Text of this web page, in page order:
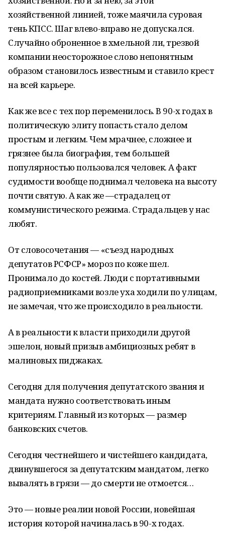
хозяйственной линией, тоже маячила суровая
тень КПСС. Шаг влево-вправо не допускался.
Случайно оброненное в хмельной ли, трезвой
компании неосторожное слово непонятным
образом становилось известным и ставило крест
на всей карьере.
Как же все с тех пор переменилось. В 90-х годах в
политическую элиту попасть стало делом
простым и легким. Чем мрачнее, сложнее и
грязнее была биография, тем большей
популярностью пользовался человек. А факт
судимости вообще поднимал человека на высоту
почти святую. А как же —страдалец от
коммунистического режима. Страдальцев у нас
любят.
От словосочетания — «съезд народных
депутатов РСФСР» мороз по коже шел.
Пронимало до костей. Люди с портативными
радиоприемниками возле уха ходили по улицам,
не замечая, что же происходило в реальности.
А в реальности к власти приходили другой
эшелон, новый призыв амбициозных ребят в
малиновых пиджаках.
Сегодня для получения депутатского звания и
мандата нужно соответствовать иным
критериям. Главный из которых — размер
банковских счетов.
Сегодня честнейшего и чистейшего кандидата,
двинувшегося за депутатским мандатом, легко
вывалять в грязи — до смерти не отмоется…
Это — новые реалии новой России, новейшая
история которой начиналась в 90-х годах.